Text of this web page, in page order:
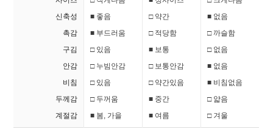
신축성
■ 좋음 □ 약간
■ 없음
촉감
■ 부드러움 □ 적당함
□ 까슬함
구김
□ 있음 ■ 보통
□ 없음
안감
□ 누빔안감 □ 보통안감
■ 없음
비침
□ 있음 □ 약간있음
■ 비침없음
두께감
□ 두꺼움 ■ 중간
□ 얇음
계절감
■ 봄, 가을 ■ 여름 □ 겨울